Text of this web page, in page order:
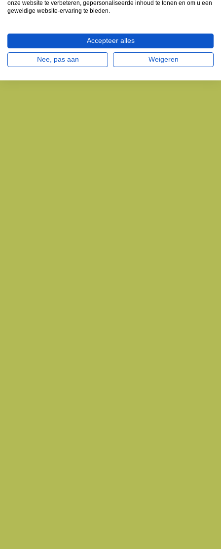
onze website te verbeteren, gepersonaliseerde inhoud te tonen en om u een
geweldige website-ervaring te bieden.
Accepteer alles
Nee, pas aan Weigeren